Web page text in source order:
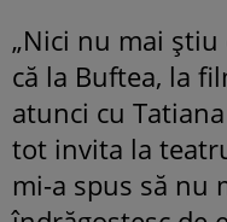
„Nici nu mai
că la Buftea, la
atunci cu
tot invita la
mi-a spus să nu